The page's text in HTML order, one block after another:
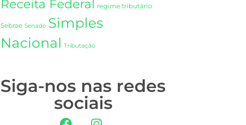
Receita Federal regime tributário
Sebrae Senado Simples
Nacional Tributação
Siga-nos nas redes
sociais